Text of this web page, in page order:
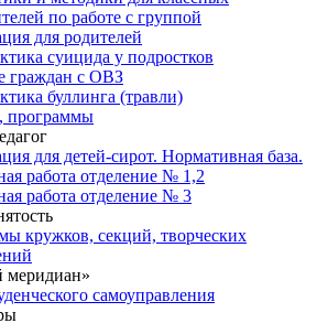
по работе с группой
для родителей
суицида у подростков
граждан с ОВЗ
буллинга (травли)
программы
для детей-сирот. Нормативная база.
работа отделение № 1,2
работа отделение № 3
кружков, секций, творческих
меридиан»
самоуправления